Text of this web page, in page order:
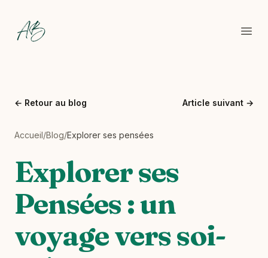
Backes Coaching
← Retour au blog Article suivant →
Accueil/Blog/Explorer ses pensées
Explorer ses
Pensées : un
voyage vers soi-